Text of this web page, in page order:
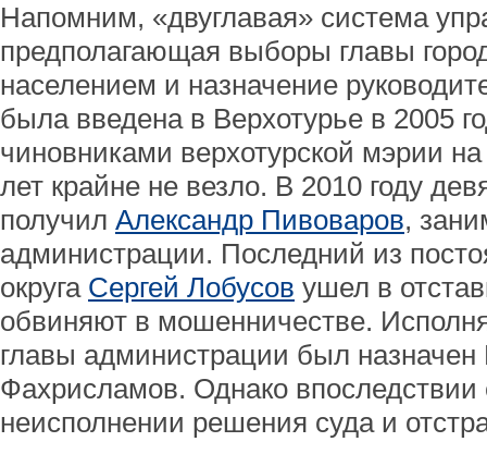
Напомним, «двуглавая» система
предполагающая выборы главы
населением и назначение
была введена в Верхотурье в 2005
чиновниками верхотурской мэрии
лет крайне не везло. В 2010 году
получил Александр Пивоваров,
администрации. Последний из
округа Сергей Лобусов ушел в
обвиняют в мошенничестве.
главы администрации был
Фахрисламов. Однако впоследствии
неисполнении решения суда и